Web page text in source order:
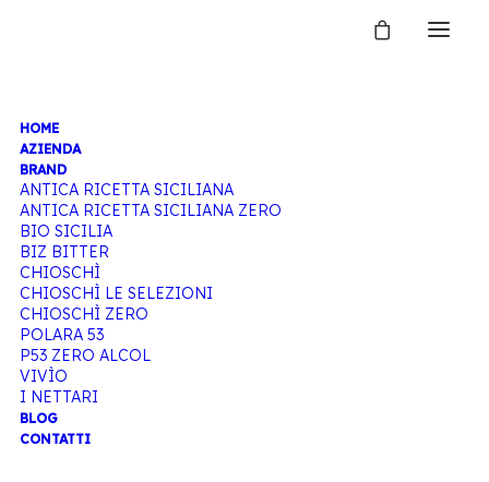
HOME
AZIENDA
BRAND
ANTICA RICETTA SICILIANA
ANTICA RICETTA SICILIANA ZERO
BIO SICILIA
BIZ BITTER
CHIOSCHÌ
CHIOSCHÌ LE SELEZIONI
CHIOSCHÌ ZERO
POLARA 53
P53 ZERO ALCOL
VIVÌO
I NETTARI
BLOG
CONTATTI
MELOGRANO
Home